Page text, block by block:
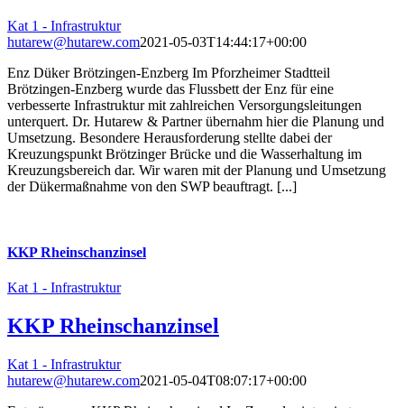
Kat 1 - Infrastruktur
hutarew@hutarew.com2021-05-03T14:44:17+00:00
Enz Düker Brötzingen-Enzberg Im Pforzheimer Stadtteil
Brötzingen-Enzberg wurde das Flussbett der Enz für eine
verbesserte Infrastruktur mit zahlreichen Versorgungsleitungen
unterquert. Dr. Hutarew & Partner übernahm hier die Planung und
Umsetzung. Besondere Herausforderung stellte dabei der
Kreuzungspunkt Brötzinger Brücke und die Wasserhaltung im
Kreuzungsbereich dar. Wir waren mit der Planung und Umsetzung
der Dükermaßnahme von den SWP beauftragt. [...]
KKP Rheinschanzinsel
Kat 1 - Infrastruktur
KKP Rheinschanzinsel
Kat 1 - Infrastruktur
hutarew@hutarew.com2021-05-04T08:07:17+00:00